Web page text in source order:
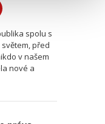
spolu s
před
v našem
nové a